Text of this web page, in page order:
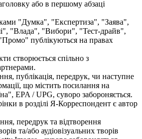
або в першому абзаці
"Думка", "Експертиза", "Заява",
"Влада", "Вибори", "Тест-драйв",
публікуються на правах
створюється спільно з
публікація, передрук, чи наступне
що містить посилання на
EPA / UPG, суворо забороняється.
в розділі Я-Корреспондент є автор
передрук та відтворення
та/або аудіовізуальних творів